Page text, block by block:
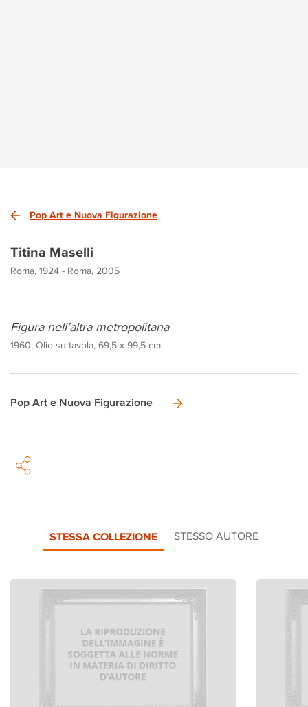
Pop Art e Nuova Figurazione
Titina Maselli
Roma, 1924 - Roma, 2005
Figura nell’altra metropolitana
1960, Olio su tavola, 69,5 x 99,5 cm
Pop Art e Nuova Figurazione
STESSA COLLEZIONE STESSO AUTORE